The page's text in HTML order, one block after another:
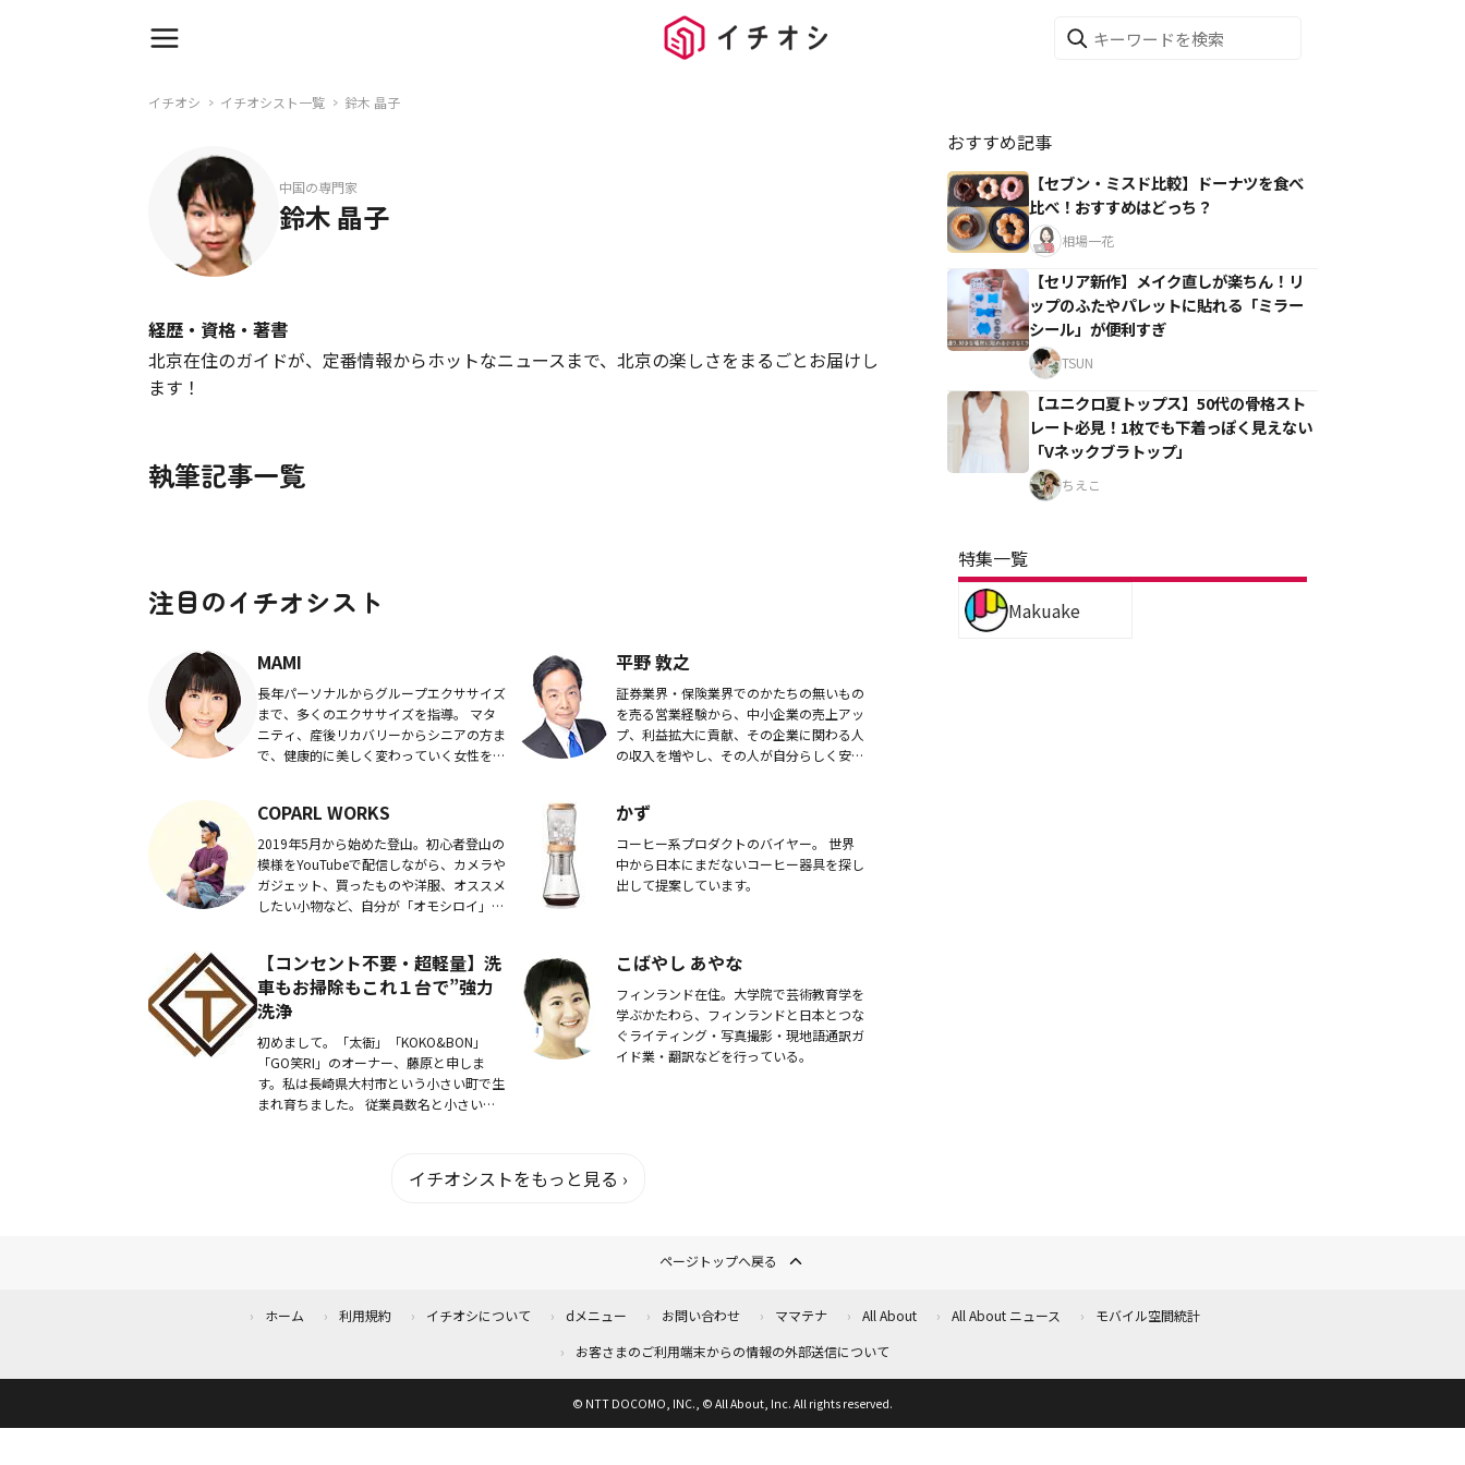
イチオシ イチオシスト一覧 鈴木 晶子
中国の専門家
鈴木 晶子
経歴・資格・著書
北京在住のガイドが、定番情報からホットなニュースまで、北京の楽しさをまるごとお届けし
ます！
執筆記事一覧
注目のイチオシスト
MAMI
長年パーソナルからグループエクササイズ
まで、多くのエクササイズを指導。 マタ
ニティ、産後リカバリーからシニアの方ま
で、健康的に美しく変わっていく女性を数
等の情報を発...
平野 敦之
証券業界・保険業界でのかたちの無いもの
を売る営業経験から、中小企業の売上アッ
プ、利益拡大に貢献、その企業に関わる人
の収入を増やし、その人が自分らしく安心
COPARL WORKS
2019年5月から始めた登山。初心者登山の
模様をYouTubeで配信しながら、カメラや
ガジェット、買ったものや洋服、オススメ
したい小物など、自分が「オモシロイ」と
かず
コーヒー系プロダクトのバイヤー。 世界
中から日本にまだないコーヒー器具を探し
出して提案しています。
【コンセント不要・超軽量】洗
車もお掃除もこれ１台で”強力
洗浄
初めまして。「太衙」「KOKO&BON」
「GO笑RI」のオーナー、藤原と申しま
す。私は長崎県大村市という小さい町で生
まれ育ちました。 従業員数名と小さい会
こばやし あやな
フィンランド在住。大学院で芸術教育学を
学ぶかたわら、フィンランドと日本とつな
ぐライティング・写真撮影・現地語通訳ガ
イド業・翻訳などを行っている。
イチオシストをもっと見る ›
おすすめ記事
【セブン・ミスド比較】ドーナツを食べ
比べ！おすすめはどっち？
相場一花
【セリア新作】メイク直しが楽ちん！リ
ップのふたやパレットに貼れる「ミラー
シール」が便利すぎ
TSUN
【ユニクロ夏トップス】50代の骨格スト
レート必見！1枚でも下着っぽく見えない
「Vネックブラトップ」
ちえこ
特集一覧
Makuake
ページトップへ戻る
ホーム 利用規約 イチオシについて dメニュー お問い合わせ ママテナ All About All About ニュース
モバイル空間統計
お客さまのご利用端末からの情報の外部送信について
© NTT DOCOMO, INC., © All About, Inc. All rights reserved.